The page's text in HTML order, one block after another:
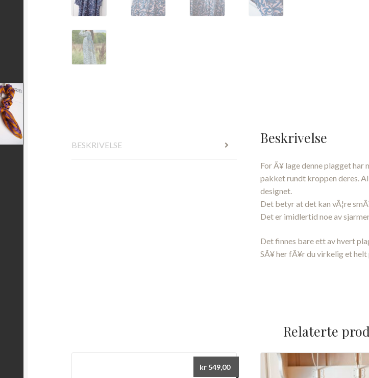
BESKRIVELSE Beskrivelse
For Ã¥ lage denne plagget har
pakket rundt kroppen deres.
designet.
Det betyr at det kan vÃ¦re
Det er imidlertid noe av
Det finnes bare ett av hvert
SÃ¥ her fÃ¥r du virkelig et
Relaterte
kr549,00